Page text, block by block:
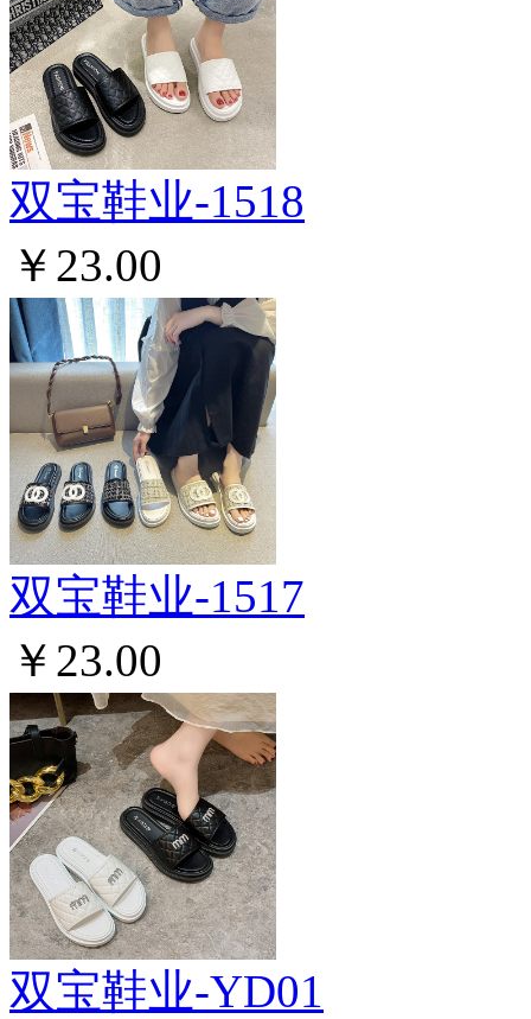
双宝鞋业-1518
￥23.00
双宝鞋业-1517
￥23.00
双宝鞋业-YD01